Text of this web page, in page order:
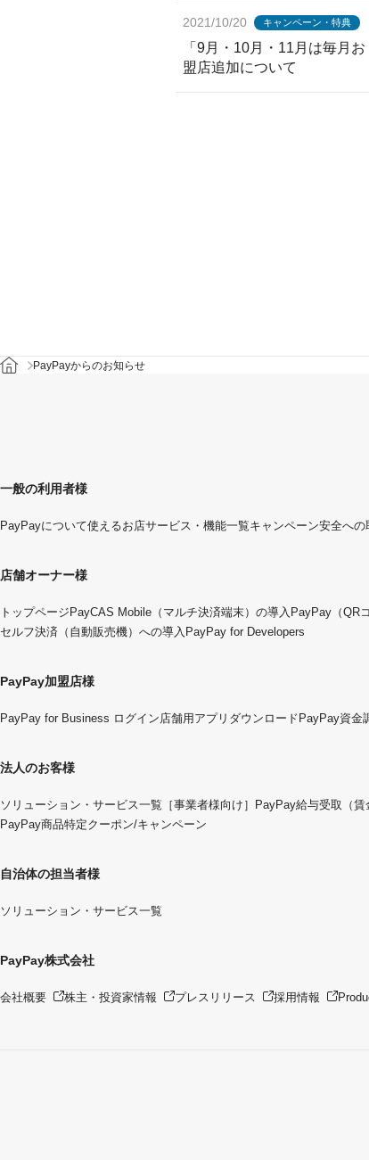
2021/10/20 キャンペーン・特典
「9月・10月・11月は毎月
盟店追加について
PayPayからのお知らせ
一般の利用者様
PayPayについて使えるお店サービス・機能一覧キャンペーン安全への
店舗オーナー様
トップページ PayCAS Mobile（マルチ決済端末）の導入 PayPay（QR
セルフ決済（自動販売機）への導入 PayPay for Developers
PayPay加盟店様
PayPay for Business ログイン店舗用アプリダウンロード PayPay資金
法人のお客様
ソリューション・サービス一覧 ［事業者様向け］PayPay給与受取（賃
PayPay商品特定クーポン/キャンペーン
自治体の担当者様
ソリューション・サービス一覧
PayPay株式会社
会社概要 株主・投資家情報 プレスリリース 採用情報